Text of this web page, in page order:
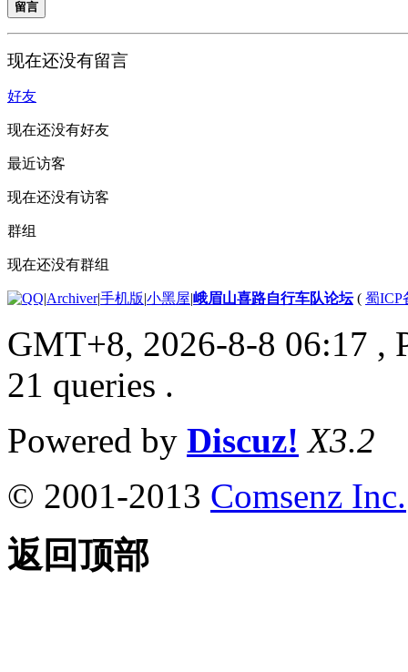
留言
现在还没有留言
好友
现在还没有好友
最近访客
现在还没有访客
群组
现在还没有群组
|Archiver|手机版|小黑屋|峨眉山喜路自行车队论坛( 蜀ICP
GMT+8, 2026-8-8 06:17 ,
21 queries .
Powered by Discuz! X3.2
© 2001-2013 Comsenz Inc.
返回顶部